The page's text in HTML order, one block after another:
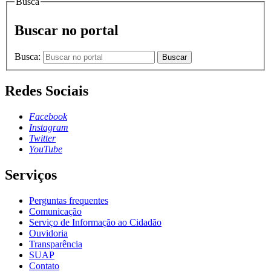
Buscar no portal
Busca: Buscar
Redes Sociais
Facebook
Instagram
Twitter
YouTube
Serviços
Perguntas frequentes
Comunicação
Serviço de Informação ao Cidadão
Ouvidoria
Transparência
SUAP
Contato